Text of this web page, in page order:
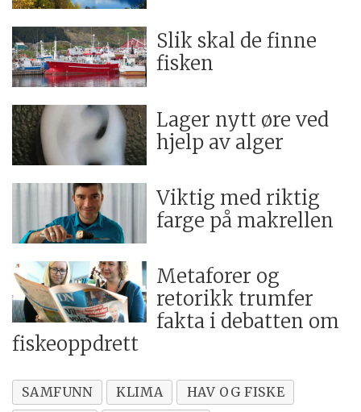
Slik skal de finne
fisken
Lager nytt øre ved
hjelp av alger
Viktig med riktig
farge på makrellen
Metaforer og
retorikk trumfer
fakta i debatten om
fiskeoppdrett
SAMFUNN KLIMA
HAV OG FISKE